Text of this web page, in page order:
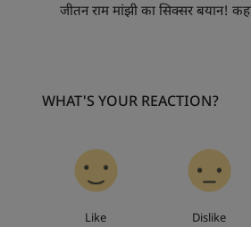
जीतन राम मांझी का सिक्सर बयान!
WHAT'S YOUR REACTION?
Like Dislike